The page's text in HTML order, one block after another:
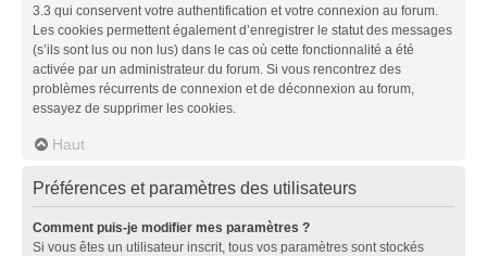
3.3 qui conservent votre authentification et votre connexion au forum.
Les cookies permettent également d’enregistrer le statut des messages
(s’ils sont lus ou non lus) dans le cas où cette fonctionnalité a été
activée par un administrateur du forum. Si vous rencontrez des
problèmes récurrents de connexion et de déconnexion au forum,
essayez de supprimer les cookies.
Haut
Préférences et paramètres des utilisateurs
Comment puis-je modifier mes paramètres ?
Si vous êtes un utilisateur inscrit, tous vos paramètres sont stockés